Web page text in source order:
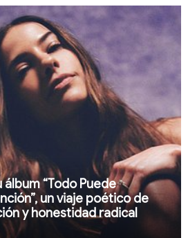
álbum “Todo Puede
un viaje poético de
y honestidad radical